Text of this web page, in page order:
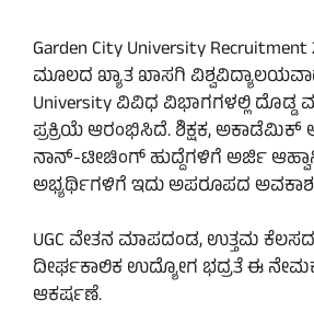
Garden City University
ಮೂಲದ ಖ್ಯಾತ ಖಾಸಗಿ
University ವಿವಿಧ ವಿಭಾಗಗಳಲ್ಲಿ ದೊಡ್ಡ
ಪ್ರಕ್ರಿಯೆ ಆರಂಭಿಸಿದೆ. ಶಿಕ್ಷಕ, ಅಕಾಡೆಮಿಕ್
ನಾನ್-ಟೀಚಿಂಗ್ ಹುದ್ದೆಗಳಿಗೆ ಅರ್ಜಿ
ಅಭ್ಯರ್ಥಿಗಳಿಗೆ ಇದು ಅಪರೂಪದ
UGC ವೇತನ ಮಾಪದಂಡ, ಉತ್ತಮ
ದೀರ್ಘಕಾಲಿಕ ಉದ್ಯೋಗ ಭದ್ರತೆ ಈ
ಆಕರ್ಷಣೆ.